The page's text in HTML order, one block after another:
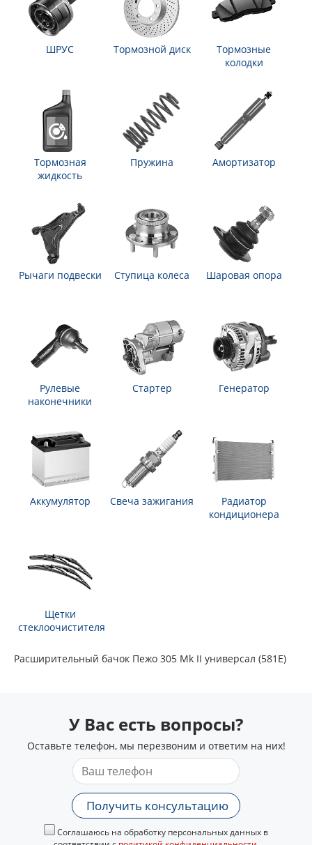
ШРУС Тормозной диск
Тормозные
колодки
Тормозная
жидкость
Пружина Амортизатор
Рычаги подвески Ступица колеса Шаровая опора
Рулевые
наконечники
Стартер Генератор
Аккумулятор Свеча зажигания
Радиатор
кондиционера
Щетки
стеклоочистителя
Расширительный бачок Пежо 305 Mk II универсал (581E)
У Вас есть вопросы?
Оставьте телефон, мы перезвоним и ответим на них!
Получить консультацию
Соглашаюсь на обработку персональных данных в